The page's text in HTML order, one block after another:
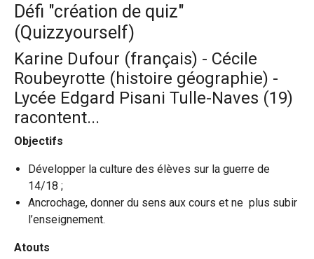
Défi "création de quiz"
(Quizzyourself)
Karine Dufour (français) - Cécile
Roubeyrotte (histoire géographie) -
Lycée Edgard Pisani Tulle-Naves (19)
racontent...
Objectifs
Développer la culture des élèves sur la guerre de
14/18 ;
Ancrochage, donner du sens aux cours et ne plus subir
l’enseignement.
Atouts